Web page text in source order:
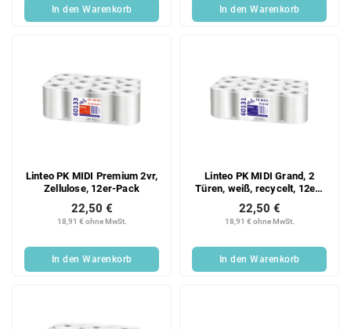
In den Warenkorb In den Warenkorb
Linteo PK MIDI Premium 2vr,
Zellulose, 12er-Pack
18,91 € ohne MwSt.
22,50 €
In den Warenkorb
Linteo PK MIDI Grand, 2
Türen, weiß, recycelt, 12er-
18,91 € ohne MwSt.
22,50 €
In den Warenkorb